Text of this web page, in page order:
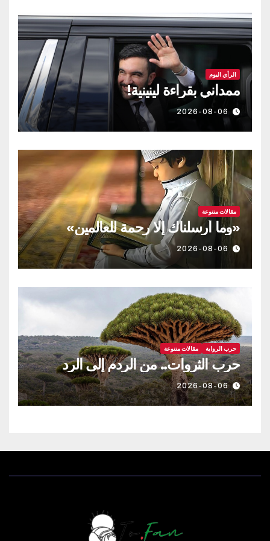
الرأي اليوم
ممداني بقراءة لينينية!
2026-08-06
مقالات متنوعة
«وما أرسلناك إلا رحمة للعالمين»
2026-08-06
حرب الرواية مقالات متنوعة
حرب الثروات.. من الردم إلى الرد
2026-08-06